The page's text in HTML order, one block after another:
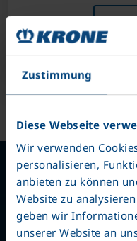
Zustimmung
Diese Webseite
Wir verwenden
personalisieren,
anbieten zu können
Website zu
geben wir
unserer Website an